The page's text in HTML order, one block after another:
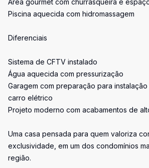
Área gourmet com churrasqueira e
Piscina aquecida com hidromassagem
Diferenciais
Sistema de CFTV instalado
Água aquecida com pressurização
Garagem com preparação para
carro elétrico
Projeto moderno com acabamentos de
Uma casa pensada para quem valoriza
exclusividade, em um dos condomínios
região.